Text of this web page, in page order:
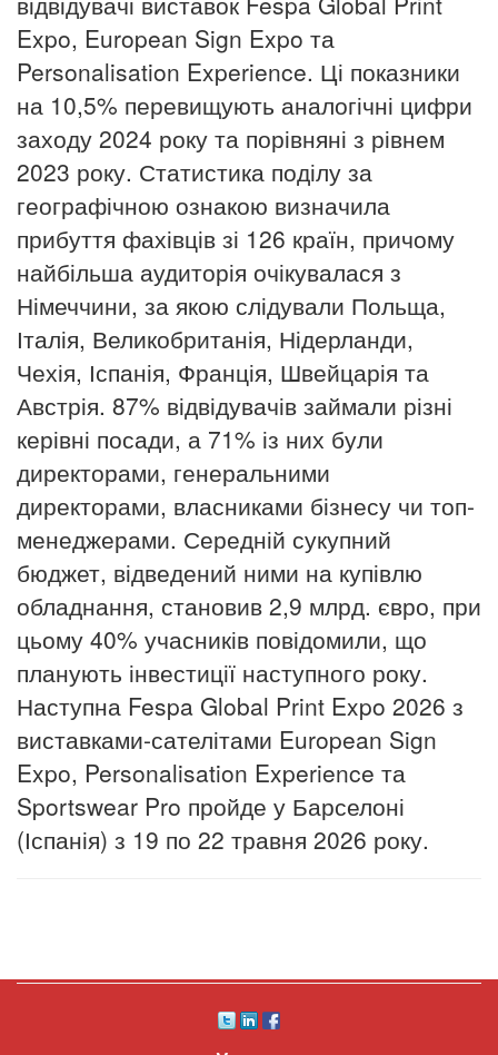
Expo, European Sign Expo та
Personalisation Experience. Ці показники
на 10,5% перевищують аналогічні цифри
заходу 2024 року та порівняні з рівнем
2023 року. Статистика поділу за
географічною ознакою визначила
прибуття фахівців зі 126 країн, причому
найбільша аудиторія очікувалася з
Німеччини, за якою слідували Польща,
Італія, Великобританія, Нідерланди,
Чехія, Іспанія, Франція, Швейцарія та
Австрія. 87% відвідувачів займали різні
керівні посади, а 71% із них були
директорами, генеральними
директорами, власниками бізнесу чи топ-
менеджерами. Середній сукупний
бюджет, відведений ними на купівлю
обладнання, становив 2,9 млрд. євро, при
цьому 40% учасників повідомили, що
планують інвестиції наступного року.
Наступна Fespa Global Print Expo 2026 з
виставками-сателітами European Sign
Expo, Personalisation Experience та
Sportswear Pro пройде у Барселоні
(Іспанія) з 19 по 22 травня 2026 року.